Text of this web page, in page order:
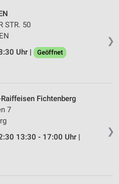
❯
STR. 50
Uhr |
Geöffnet
❯
Fichtenberg
7
13:30 - 17:00 Uhr |